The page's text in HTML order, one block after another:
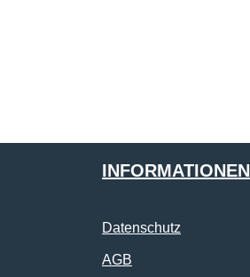
INFORMATIONEN
Datenschutz
AGB